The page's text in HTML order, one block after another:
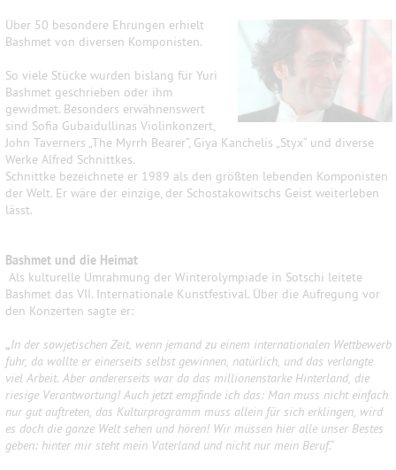
Über 50 besondere Ehrungen erhielt
Bashmet von diversen Komponisten.
So viele Stücke wurden bislang für Yuri
Bashmet geschrieben oder ihm
gewidmet. Besonders erwähnenswert
sind Sofia Gubaidullinas Violinkonzert,
John Taverners „The Myrrh Bearer“, Giya Kanchelis „Styx“ und diverse
Werke Alfred Schnittkes.
Schnittke bezeichnete er 1989 als den größten lebenden Komponisten
der Welt. Er wäre der einzige, der Schostakowitschs Geist weiterleben
lässt.
Bashmet und die Heimat
Als kulturelle Umrahmung der Winterolympiade in Sotschi leitete
Bashmet das VII. Internationale Kunstfestival. Über die Aufregung vor
den Konzerten sagte er:
„In der sowjetischen Zeit, wenn jemand zu einem internationalen Wettbewerb
fuhr, da wollte er einerseits selbst gewinnen, natürlich, und das verlangte
viel Arbeit. Aber andererseits war da das millionenstarke Hinterland, die
riesige Verantwortung! Auch jetzt empfinde ich das: Man muss nicht einfach
nur gut auftreten, das Kulturprogramm muss allein für sich erklingen, wird
es doch die ganze Welt sehen und hören! Wir müssen hier alle unser Bestes
geben: hinter mir steht mein Vaterland und nicht nur mein Beruf.“